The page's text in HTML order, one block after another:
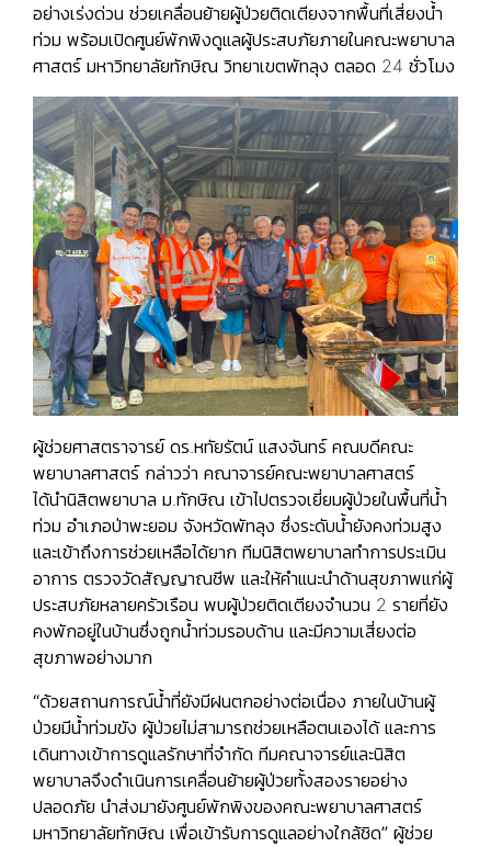
อย่างเร่งด่วน ช่วยเคลื่อนย้ายผู้ป่วยติดเตียงจากพื้นที่เสี่ยงน้ำ
ท่วม พร้อมเปิดศูนย์พักพิงดูแลผู้ประสบภัยภายในคณะพยาบาล
ศาสตร์ มหาวิทยาลัยทักษิณ วิทยาเขตพัทลุง ตลอด 24 ชั่วโมง
ผู้ช่วยศาสตราจารย์ ดร.หทัยรัตน์ แสงจันทร์ คณบดีคณะ
พยาบาลศาสตร์ กล่าวว่า คณาจารย์คณะพยาบาลศาสตร์
ได้นำนิสิตพยาบาล ม.ทักษิณ เข้าไปตรวจเยี่ยมผู้ป่วยในพื้นที่น้ำ
ท่วม อำเภอป่าพะยอม จังหวัดพัทลุง ซึ่งระดับน้ำยังคงท่วมสูง
และเข้าถึงการช่วยเหลือได้ยาก ทีมนิสิตพยาบาลทำการประเมิน
อาการ ตรวจวัดสัญญาณชีพ และให้คำแนะนำด้านสุขภาพแก่ผู้
ประสบภัยหลายครัวเรือน พบผู้ป่วยติดเตียงจำนวน 2 รายที่ยัง
คงพักอยู่ในบ้านซึ่งถูกน้ำท่วมรอบด้าน และมีความเสี่ยงต่อ
สุขภาพอย่างมาก
“ด้วยสถานการณ์น้ำที่ยังมีฝนตกอย่างต่อเนื่อง ภายในบ้านผู้
ป่วยมีน้ำท่วมขัง ผู้ป่วยไม่สามารถช่วยเหลือตนเองได้ และการ
เดินทางเข้าการดูแลรักษาที่จำกัด ทีมคณาจารย์และนิสิต
พยาบาลจึงดำเนินการเคลื่อนย้ายผู้ป่วยทั้งสองรายอย่าง
ปลอดภัย นำส่งมายังศูนย์พักพิงของคณะพยาบาลศาสตร์
มหาวิทยาลัยทักษิณ เพื่อเข้ารับการดูแลอย่างใกล้ชิด” ผู้ช่วย